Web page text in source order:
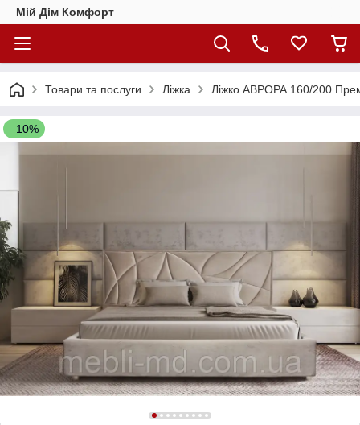
Мій Дім Комфорт
Товари та послуги Ліжка Ліжко АВРОРА 160/200
–10%